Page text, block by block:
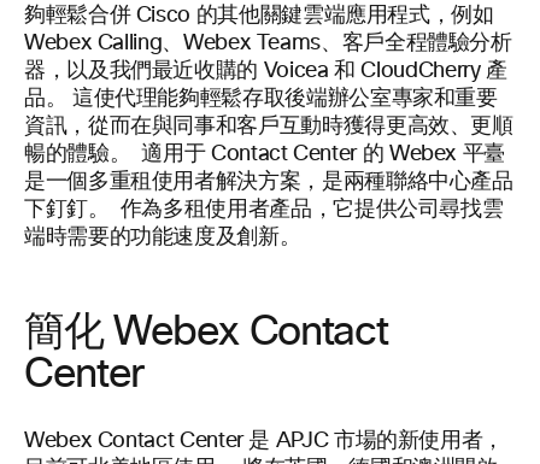
夠輕鬆合併 Cisco 的其他關鍵雲端應用程式，例如
Webex Calling、Webex Teams、客戶全程體驗分析
器，以及我們最近收購的 Voicea 和 CloudCherry 產
品。 這使代理能夠輕鬆存取後端辦公室專家和重要
資訊，從而在與同事和客戶互動時獲得更高效、更順
暢的體驗。 適用于 Contact Center 的 Webex 平臺
是一個多重租使用者解決方案，是兩種聯絡中心產品
下釘釘。 作為多租使用者產品，它提供公司尋找雲
端時需要的功能速度及創新。
簡化 Webex Contact
Center
Webex Contact Center 是 APJC 市場的新使用者，